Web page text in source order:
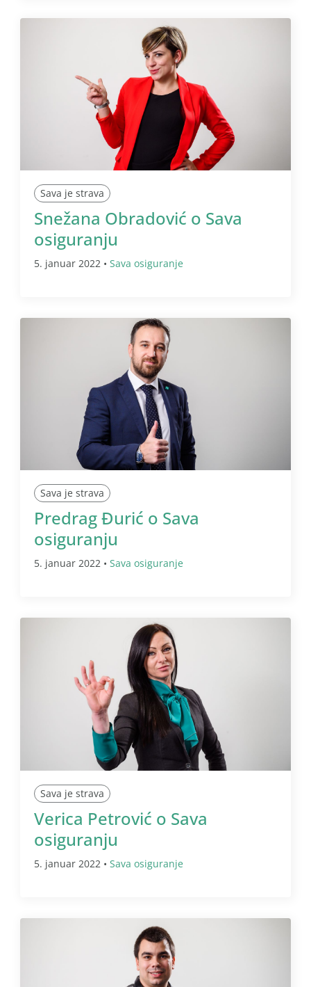
Sava je strava
Snežana Obradović o Sava
osiguranju
5. januar 2022 • Sava osiguranje
Sava je strava
Predrag Đurić o Sava
osiguranju
5. januar 2022 • Sava osiguranje
Sava je strava
Verica Petrović o Sava
osiguranju
5. januar 2022 • Sava osiguranje